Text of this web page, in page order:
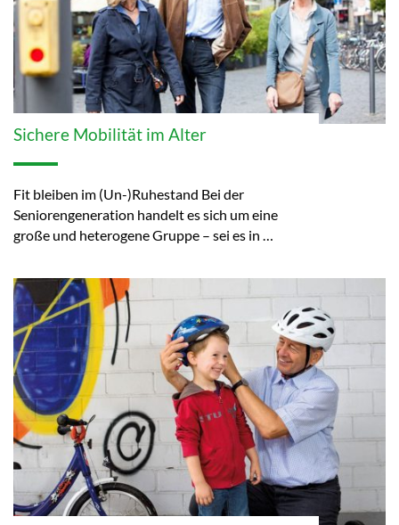
Sichere Mobilität im Alter
Fit bleiben im (Un-)Ruhestand Bei der
Seniorengeneration handelt es sich um eine
große und heterogene Gruppe – sei es in …